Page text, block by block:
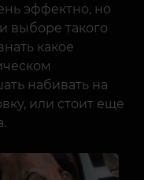
эффектно, но
выборе такого
какое
набивать на
или стоит еще